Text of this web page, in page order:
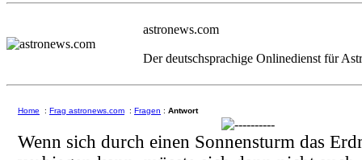
astronews.com
Der deutschsprachige Onlinedienst für
Home : Frag astronews.com : Fragen : Antwort
Wenn sich durch einen Sonnensturm das